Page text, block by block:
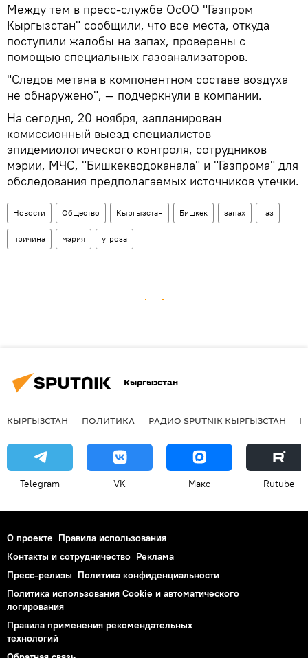
Между тем в пресс-службе ОсОО "Газпром
Кыргызстан" сообщили, что все места, откуда
поступили жалобы на запах, проверены с
помощью специальных газоанализаторов.
"Следов метана в компонентном составе воздуха
не обнаружено", — подчеркнули в компании.
На сегодня, 20 ноября, запланирован
комиссионный выезд специалистов
эпидемиологического контроля, сотрудников
мэрии, МЧС, "Бишкекводоканала" и "Газпрома" для
обследования предполагаемых источников утечки.
Новости Общество Кыргызстан Бишкек запах газ
причина мэрия угроза
Кыргызстан
КЫРГЫЗСТАН ПОЛИТИКА РАДИО SPUTNIK КЫРГЫЗСТАН
Telegram VK Макс Rutube
О проекте Правила использования
Контакты и сотрудничество Реклама
Пресс-релизы Политика конфиденциальности
Политика использования Cookie и автоматического
логирования
Правила применения рекомендательных
технологий